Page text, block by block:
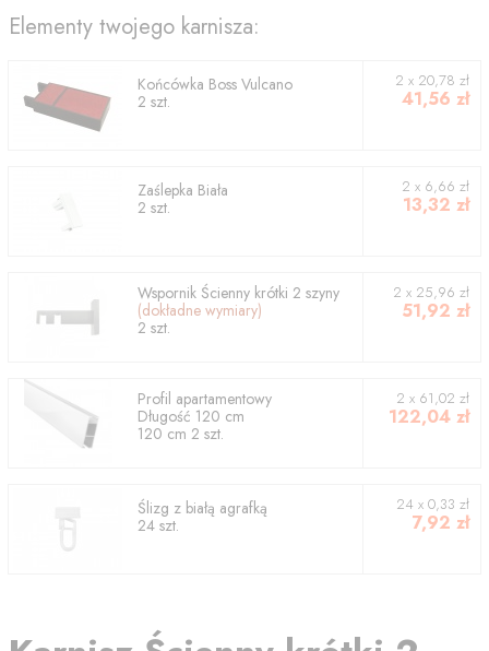
Elementy twojego karnisza:
Końcówka Boss Vulcano
2 szt.
2 x 20,78 zł
41,56 zł
Zaślepka Biała
2 szt.
2 x 6,66 zł
13,32 zł
Wspornik Ścienny krótki 2 szyny
(dokładne wymiary)
2 szt.
2 x 25,96 zł
51,92 zł
Profil apartamentowy
Długość 120 cm
120 cm 2 szt.
2 x 61,02 zł
122,04 zł
Ślizg z białą agrafką
24 szt.
24 x 0,33 zł
7,92 zł